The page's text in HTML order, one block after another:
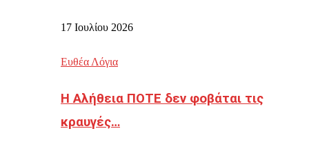
17 Ιουλίου 2026
Ευθέα Λόγια
Η Αλήθεια ΠΟΤΕ δεν φοβάται τις
κραυγές…